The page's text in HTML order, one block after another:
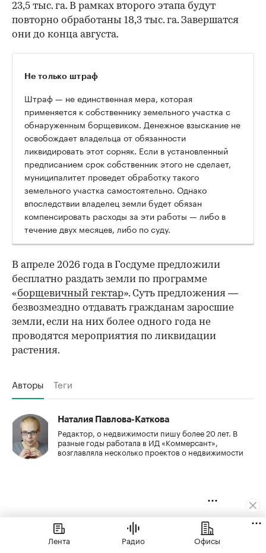
23,5 тыс. га. В рамках второго этапа будут
повторно обработаны 18,3 тыс. га. Завершатся
они до конца августа.
Не только штраф
Штраф — не единственная мера, которая
применяется к собственнику земельного участка с
обнаруженным борщевиком. Денежное взыскание не
освобождает владельца от обязанности
ликвидировать этот сорняк. Если в установленный
предписанием срок собственник этого не сделает,
муниципалитет проведет обработку такого
земельного участка самостоятельно. Однако
впоследствии владелец земли будет обязан
компенсировать расходы за эти работы — либо в
течение двух месяцев, либо по суду.
В апреле 2026 года в Госдуме предложили
бесплатно раздать земли по программе
«борщевичный гектар». Суть предложения —
безвозмездно отдавать гражданам заросшие
земли, если на них более одного года не
проводятся мероприятия по ликвидации
растения.
Авторы Теги
Наталия Павлова-Каткова
Редактор, о недвижимости пишу более 20 лет. В
разные годы работала в ИД «Коммерсант»,
возглавляла несколько проектов о недвижимости
Лента Радио Офисы